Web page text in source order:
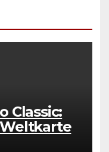
Classic: